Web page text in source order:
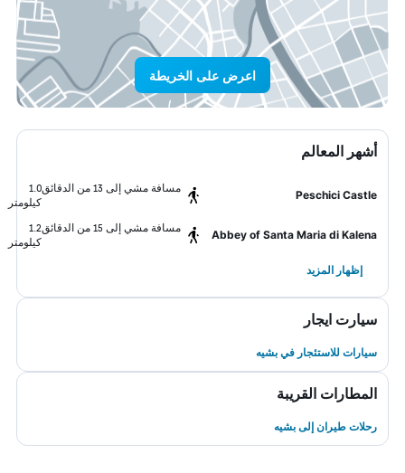
اعرض على الخريطة
أشهر المعالم
Peschici Castle
مسافة مشي إلى 13 من الدقائق
1.0
كيلومتر
Abbey of Santa Maria di Kalena
مسافة مشي إلى 15 من الدقائق
1.2
كيلومتر
إظهار المزيد
سيارت ايجار
سيارات للاستئجار في بشيه
المطارات القريبة
رحلات طيران إلى بشيه